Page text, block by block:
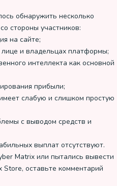
обнаружить несколько
стороны участников:
на сайте;
и владельцах платформы;
интеллекта как основной
прибыли;
слабую и слишком простую
с выводом средств и
выплат отсутствуют.
Matrix или пытались вывести
Store, оставьте комментарий